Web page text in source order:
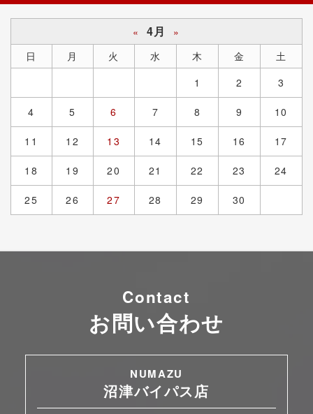
« 4月
»
日
月 火 水 木 金
土
1
2 3
4 5 6 7 8 9 10
11 12 13 14 15 16 17
18 19 20 21 22 23 24
25 26 27 28 29 30
Contact
お問い合わせ
NUMAZU
沼津バイパス店